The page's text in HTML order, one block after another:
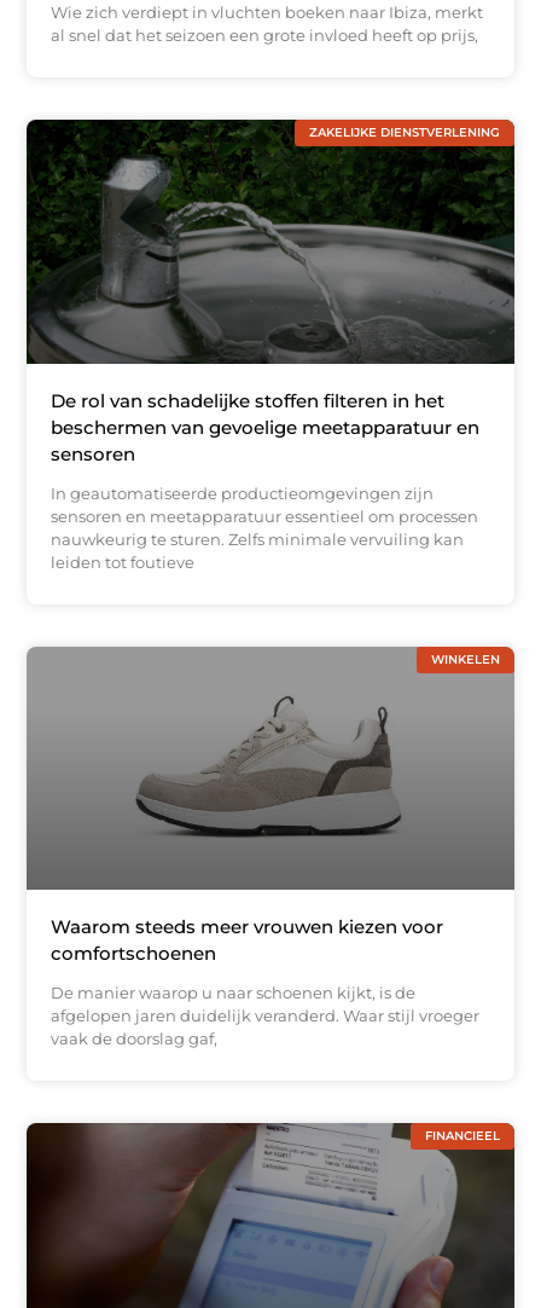
Wie zich verdiept in vluchten boeken naar Ibiza, merkt
al snel dat het seizoen een grote invloed heeft op prijs,
ZAKELIJKE DIENSTVERLENING
De rol van schadelijke stoffen filteren in het
beschermen van gevoelige meetapparatuur en
sensoren
In geautomatiseerde productieomgevingen zijn
sensoren en meetapparatuur essentieel om processen
nauwkeurig te sturen. Zelfs minimale vervuiling kan
leiden tot foutieve
WINKELEN
Waarom steeds meer vrouwen kiezen voor
comfortschoenen
De manier waarop u naar schoenen kijkt, is de
afgelopen jaren duidelijk veranderd. Waar stijl vroeger
vaak de doorslag gaf,
FINANCIEEL